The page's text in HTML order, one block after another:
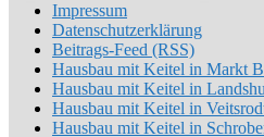
Impressum
Datenschutzerklärung
Beitrags-Feed (RSS)
Hausbau mit Keitel in Markt
Hausbau mit Keitel in
Hausbau mit Keitel in
Hausbau mit Keitel in